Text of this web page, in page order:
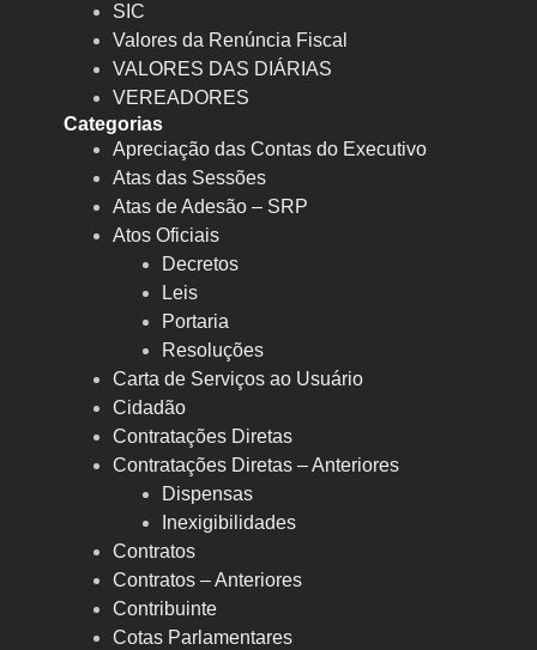
SIC
Valores da Renúncia Fiscal
VALORES DAS DIÁRIAS
VEREADORES
Categorias
Apreciação das Contas do Executivo
Atas das Sessões
Atas de Adesão – SRP
Atos Oficiais
Decretos
Leis
Portaria
Resoluções
Carta de Serviços ao Usuário
Cidadão
Contratações Diretas
Contratações Diretas – Anteriores
Dispensas
Inexigibilidades
Contratos
Contratos – Anteriores
Contribuinte
Cotas Parlamentares